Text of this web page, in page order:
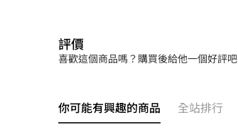
評價
喜歡這個商品嗎？購買後給他一個好評吧
你可能有興趣的商品 全站排行